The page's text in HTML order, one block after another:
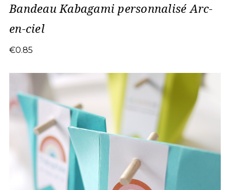
Bandeau Kabagami personnalisé Arc-
en-ciel
€0.85